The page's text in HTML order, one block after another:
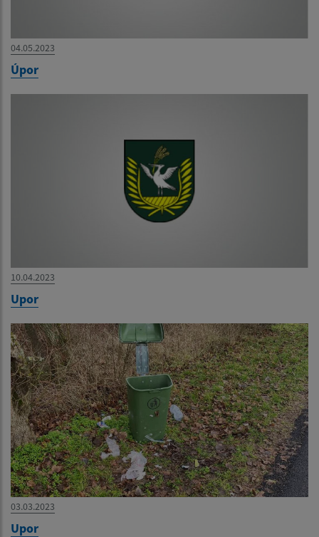
04.05.2023
Úpor
10.04.2023
Upor
03.03.2023
Upor